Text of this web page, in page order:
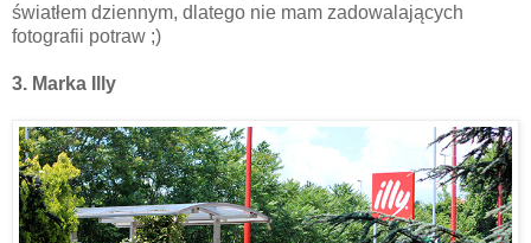
światłem dziennym, dlatego nie mam zadowalających
fotografii potraw ;)
3. Marka Illy